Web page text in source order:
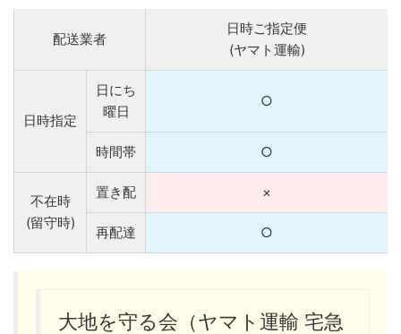
配送業者
日時ご指定便
(ヤマト運輸)
日時指定
日にち
曜日
○
時間帯 ○
不在時
(留守時)
置き配 ×
再配達 ○
大地を守る会（ヤマト運輸 宅急